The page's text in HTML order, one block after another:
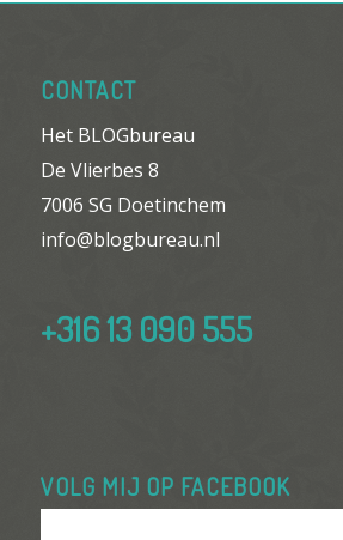
CONTACT
Het BLOGbureau
De Vlierbes 8
7006 SG Doetinchem
info@blogbureau.nl
+316 13 090 555
VOLG MIJ OP FACEBOOK